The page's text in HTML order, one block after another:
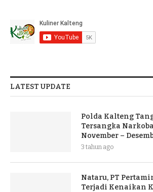
LATEST UPDATE
Polda Kalteng
Tersangka
November –
3 tahun ago
Nataru, PT
Terjadi Kenaikan